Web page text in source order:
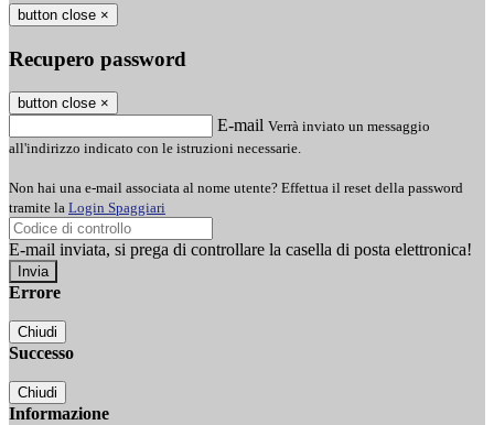
button close ×
Recupero password
button close ×
E-mail Verrà inviato un messaggio
all'indirizzo indicato con le istruzioni necessarie.
Non hai una e-mail associata al nome utente? Effettua il reset della password
tramite la Login Spaggiari
E-mail inviata, si prega di controllare la casella di posta elettronica!
Errore
Chiudi
Successo
Chiudi
Informazione